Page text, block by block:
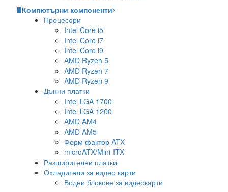
Компютърни компоненти
Процесори
Intel Core i5
Intel Core i7
Intel Core i9
AMD Ryzen 5
AMD Ryzen 7
AMD Ryzen 9
Дънни платки
Intel LGA 1700
Intel LGA 1200
AMD AM4
AMD AM5
Форм фактор ATX
microATX/Mini-ITX
Разширителни платки
Охладители за видео карти
Водни блокове за видеокарти